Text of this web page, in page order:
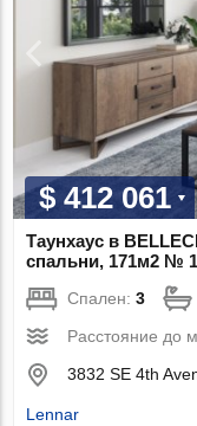
$ 412 061
Таунхаус в
спальни, 171м2 №
Спален:3
Расстояние до
3832 SE 4th
Lennar